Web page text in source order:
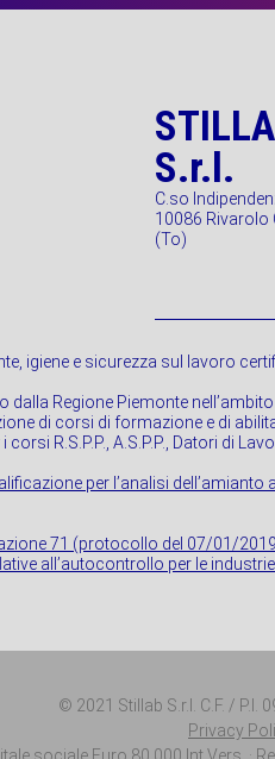
S.r.l.
C.so
10086 Rivarolo
(To)
igiene e sicurezza sul lavoro
dalla Regione Piemonte
di corsi di formazione e di
R.S.P.P., A.S.P.P., Datori di
per l’analisi dell’amianto
71 (protocollo del 07/01/
all’autocontrollo per le
© 2021 Stillab S.r.l. C.F. / P.I.
Privacy